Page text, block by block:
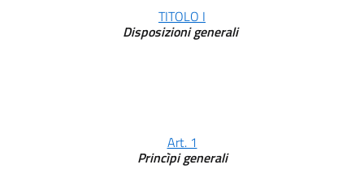
TITOLO I
Disposizioni generali
Art. 1
Princìpi generali